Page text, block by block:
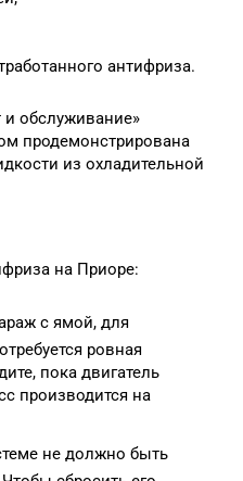
антифриза.
обслуживание»
продемонстрирована
из охладительной
на Приоре:
с ямой, для
ровная
пока двигатель
производится на
не должно быть